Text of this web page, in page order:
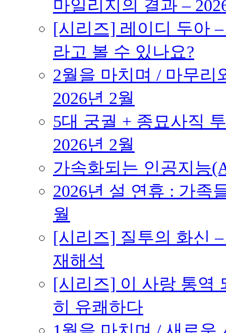
마일리지의 결과 –
[시리즈] 레이디 두아
라고 볼 수 있나요?
2월을 마치며 / 마무리
2026년 2월
5대 궁궐 + 종묘사직
2026년 2월
가속화되는 인공지능
2026년 설 연휴 : 가족
월
[시리즈] 질투의 화신
재해석
[시리즈] 이 사랑 통역
히 유쾌하다